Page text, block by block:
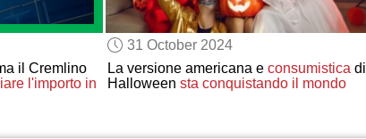
il Cremlino
l'importo in
31 October 2024
La versione americana e consumisticadi
Halloween sta conquistando il mondo